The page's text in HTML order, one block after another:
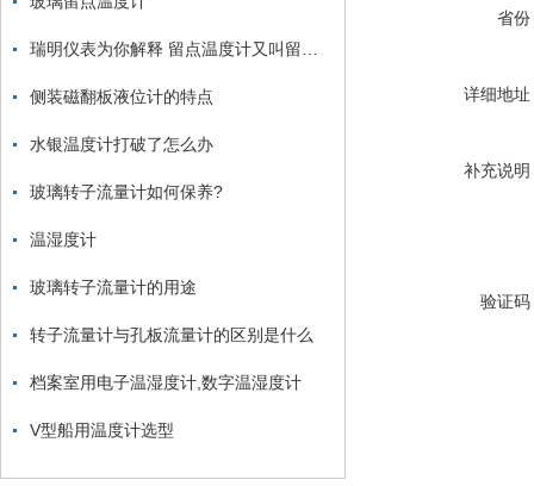
侧装磁翻板液位计的特点
水银温度计打破了怎么办
玻璃转子流量计如何保养?
温湿度计
玻璃转子流量计的用途
转子流量计与孔板流量计的区别是什么
档案室用电子温湿度计,数字温湿度计
V型船用温度计选型
省份
详细地址
补充说明
验证码